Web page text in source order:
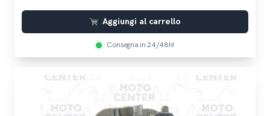
Aggiungi al carrello
Consegna in 24/48h!